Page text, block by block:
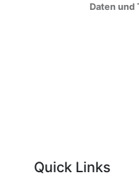
Daten und
Quick Links